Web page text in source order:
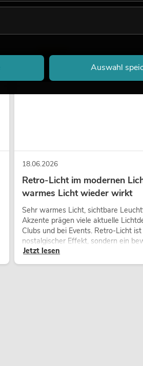
18.06.2026
Retro-Licht im modernen
warmes Licht wieder wirkt
Sehr warmes Licht, sichtbare
Akzente prägen viele aktuelle
Clubs und bei Events. Retro-Licht
nostalgischer Effekt, sondern ein
Gestaltungsmittel: Es schafft
Charakter und kann technische
Jetzt lesen
LICHT
Auswahl